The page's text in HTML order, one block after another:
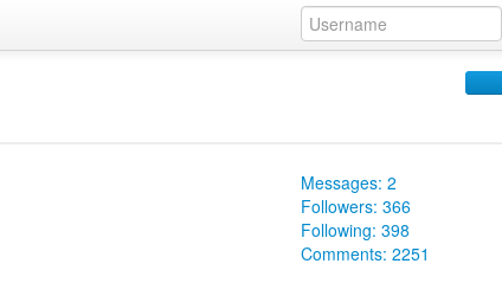
Messages: 2
Followers: 366
Following: 398
Comments: 2251